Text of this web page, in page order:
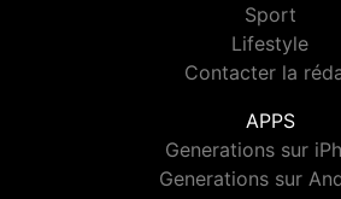
Sport
Lifestyle
Contacter la
APPS
Generations sur
Generations sur